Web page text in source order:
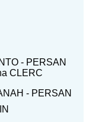
- PERSAN
CLERC
- PERSAN